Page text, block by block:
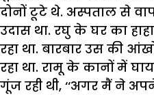
दोनों टूटे थे. अस्पताल से
उदास था. रघु के घर का
रहा था. बारबार उस की
रहा था. रामू के कानों में
गूंज रही थी, ‘‘अगर मैं ने